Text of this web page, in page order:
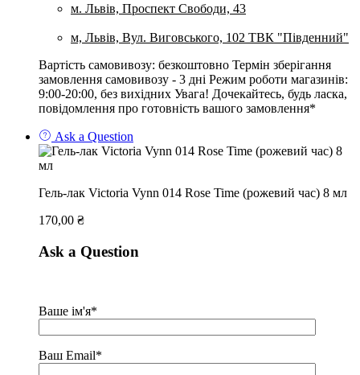
м. Львів, Проспект Свободи, 43
м, Львів, Вул. Виговського, 102 ТВК "Південний"
Вартість самовивозу: безкоштовно Термін зберігання
замовлення самовивозу - 3 дні Режим роботи магазинів:
9:00-20:00, без вихідних Увага! Дочекайтесь, будь ласка,
повідомлення про готовність вашого замовлення*
Ask a Question
Гель-лак Victoria Vynn 014 Rose Time (рожевий час) 8 мл
170,00 ₴
Ask a Question
Ваше ім'я*
Ваш Email*